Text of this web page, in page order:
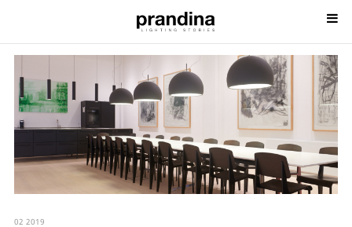
02 2019